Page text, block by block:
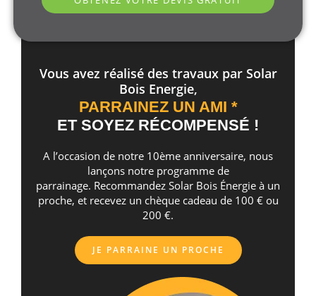
Vous avez réalisé des travaux par Solar
Bois Energie,
PARRAINEZ UN AMI *
ET SOYEZ RÉCOMPENSÉ !
A l’occasion de notre 10ème anniversaire, nous
lançons notre programme de
parrainage. Recommandez Solar Bois Énergie à un
proche, et recevez un chèque cadeau de 100 € ou
200 €.
JE PARRAINE UN PROCHE